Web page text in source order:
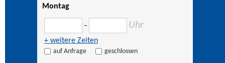
Montag
– Uhr
+ weitere Zeiten
auf Anfrage geschlossen